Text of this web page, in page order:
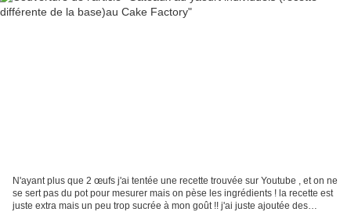
N'ayant plus que 2 œufs j'ai tentée une recette trouvée sur Youtube , et on ne
se sert pas du pot pour mesurer mais on pèse les ingrédients ! la recette est
juste extra mais un peu trop sucrée à mon goût !! j'ai juste ajoutée des